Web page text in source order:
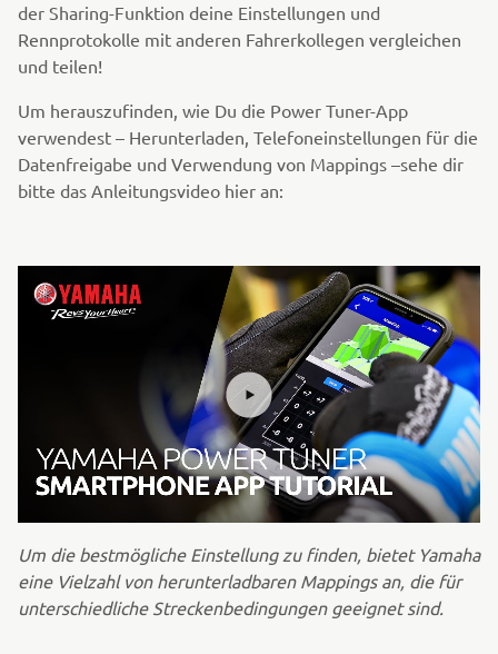
der Sharing-Funktion deine Einstellungen und
Rennprotokolle mit anderen Fahrerkollegen vergleichen
und teilen!
Um herauszufinden, wie Du die Power Tuner-App
verwendest – Herunterladen, Telefoneinstellungen für die
Datenfreigabe und Verwendung von Mappings –sehe dir
bitte das Anleitungsvideo hier an:
Um die bestmögliche Einstellung zu finden, bietet Yamaha
eine Vielzahl von herunterladbaren Mappings an, die für
unterschiedliche Streckenbedingungen geeignet sind.